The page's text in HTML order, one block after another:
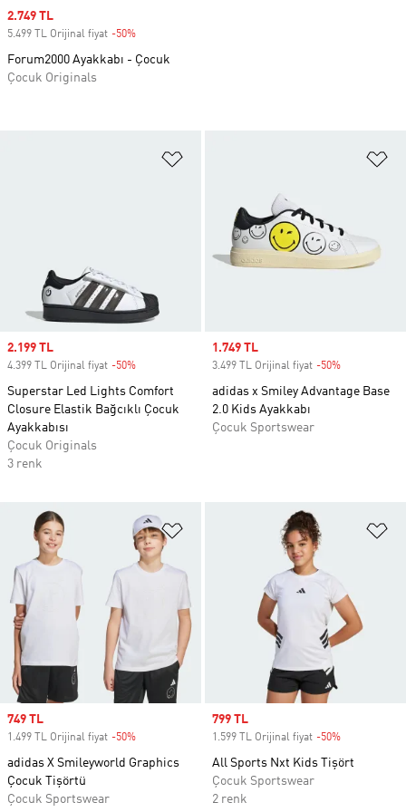
Sale price
2.199 TL
4.399 TL Orijinal fiyat -50%
Superstar Led Lights Comfort
Closure Elastik Bağcıklı Çocuk
Ayakkabısı
Çocuk Originals
3 renk
Sale price
1.749 TL
3.499 TL Orijinal fiyat -50%
adidas x Smiley Advantage Base
2.0 Kids Ayakkabı
Çocuk Sportswear
Favori Listesine Ekle
Sale price
749 TL
1.499 TL Orijinal fiyat -50%
adidas X Smileyworld Graphics
Çocuk Tişörtü
Çocuk Sportswear
Sale price
799 TL
1.599 TL Orijinal fiyat -50%
All Sports Nxt Kids Tişört
Çocuk Sportswear
2 renk
Sale price
2.749 TL
5.499 TL Orijinal fiyat -50%
Forum2000 Ayakkabı - Çocuk
Çocuk Originals